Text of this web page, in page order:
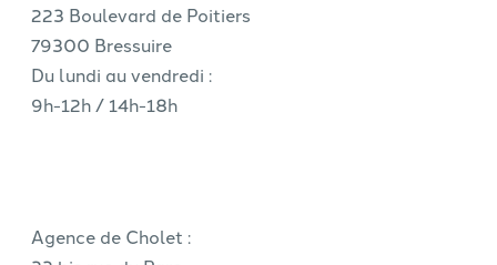
223 Boulevard de Poitiers
79300 Bressuire
Du lundi au vendredi :
9h-12h / 14h-18h
Agence de Cholet :